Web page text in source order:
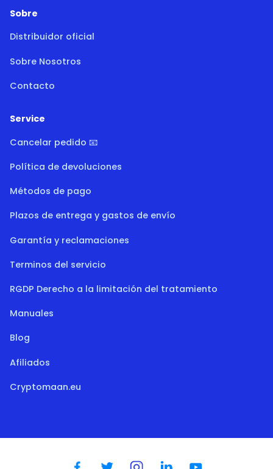
Sobre
Distribuidor oficial
Sobre Nosotros
Contacto
Service
Cancelar pedido 📧
Política de devoluciones
Métodos de pago
Plazos de entrega y gastos de envío
Garantía y reclamaciones
Terminos del servicio
RGDP Derecho a la limitación del tratamiento
Manuales
Blog
Afiliados
Cryptomaan.eu